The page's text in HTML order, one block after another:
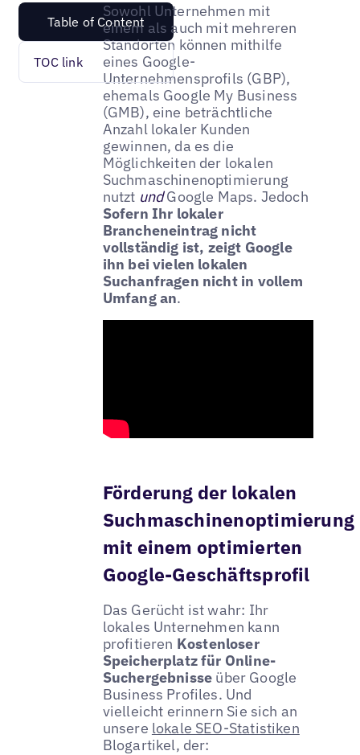
Table of Content
TOC link
Sowohl Unternehmen mit
einem als auch mit mehreren
Standorten können mithilfe
eines Google-
Unternehmensprofils (GBP),
ehemals Google My Business
(GMB), eine beträchtliche
Anzahl lokaler Kunden
gewinnen, da es die
Möglichkeiten der lokalen
Suchmaschinenoptimierung
nutzt undGoogle Maps. Jedoch
Sofern Ihr lokaler
Brancheneintrag nicht
vollständig ist, zeigt Google
ihn bei vielen lokalen
Suchanfragen nicht in vollem
Umfang an.
Förderung der lokalen
Suchmaschinenoptimierung
mit einem optimierten
Google-Geschäftsprofil
Das Gerücht ist wahr: Ihr
lokales Unternehmen kann
profitieren Kostenloser
Speicherplatz für Online-
Suchergebnisse über Google
Business Profiles. Und
vielleicht erinnern Sie sich an
unsere lokale SEO-Statistiken
Blogartikel, der: